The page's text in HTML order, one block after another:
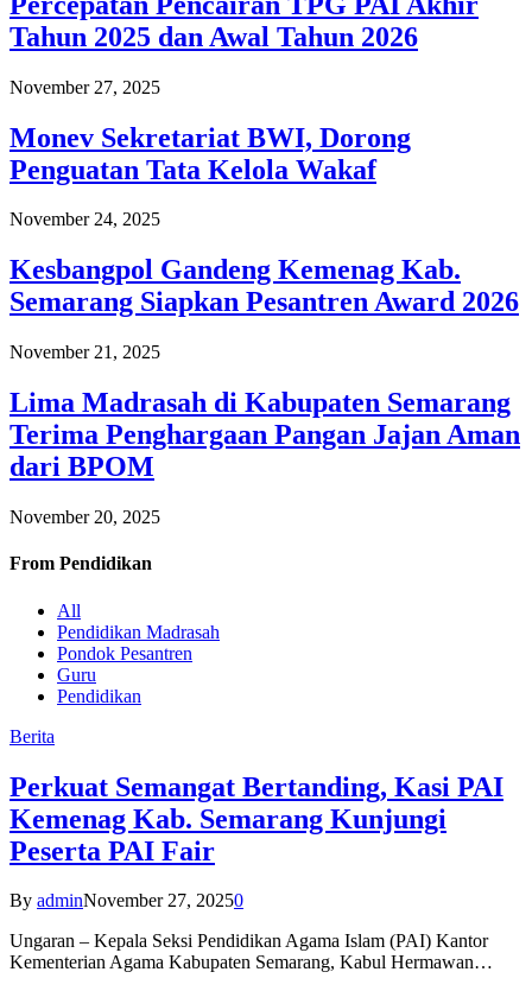
Tahun 2025 dan Awal Tahun 2026
November 27, 2025
Monev Sekretariat BWI, Dorong
Penguatan Tata Kelola Wakaf
November 24, 2025
Kesbangpol Gandeng Kemenag Kab.
Semarang Siapkan Pesantren Award 2026
November 21, 2025
Lima Madrasah di Kabupaten Semarang
Terima Penghargaan Pangan Jajan Aman
dari BPOM
November 20, 2025
From Pendidikan
All
Pendidikan Madrasah
Pondok Pesantren
Guru
Pendidikan
Berita
Perkuat Semangat Bertanding, Kasi PAI
Kemenag Kab. Semarang Kunjungi
Peserta PAI Fair
By adminNovember 27, 20250
Ungaran – Kepala Seksi Pendidikan Agama Islam (PAI) Kantor
Kementerian Agama Kabupaten Semarang, Kabul Hermawan…